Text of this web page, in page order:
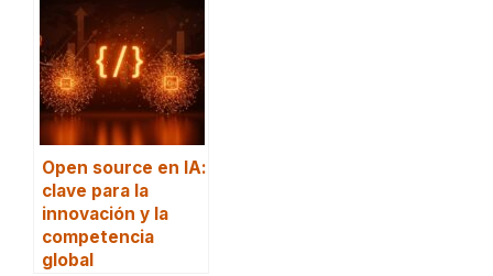
Open source en IA:
clave para la
innovación y la
competencia
global